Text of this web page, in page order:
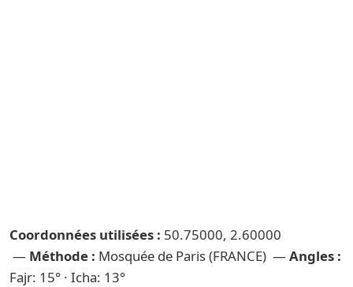
Coordonnées utilisées : 50.75000, 2.60000
— Méthode : Mosquée de Paris (FRANCE) — Angles :
Fajr: 15° · Icha: 13°